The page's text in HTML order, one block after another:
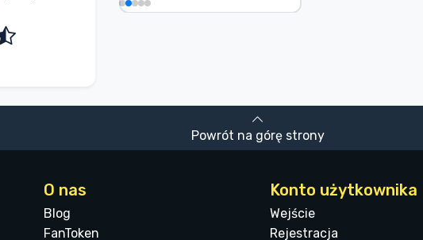
Powrót na górę strony
O nas
Blog
FanToken
Konto użytkownika
Wejście
Rejestracja